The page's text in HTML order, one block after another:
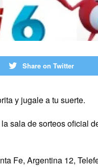
Share on Twitter
y jugale a tu suerte.
sala de sorteos oficial
Fe, Argentina 12,